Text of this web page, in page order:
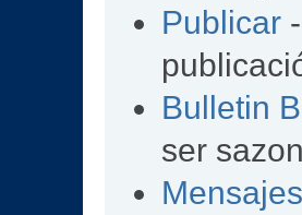
Publicar
Bulletin
ser